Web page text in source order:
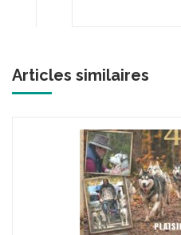
Articles similaires